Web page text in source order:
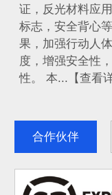
证，反光材料应
标志，安全背心
果，加强行动人
度，增强安全性
性。 本...【查看详
合作伙伴